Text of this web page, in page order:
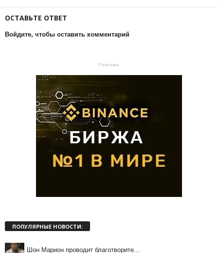
ОСТАВЬТЕ ОТВЕТ
Войдите, чтобы оставить комментарий
Реклама
ПОПУЛЯРНЫЕ НОВОСТИ:
Шон Марион проводит благотворите...